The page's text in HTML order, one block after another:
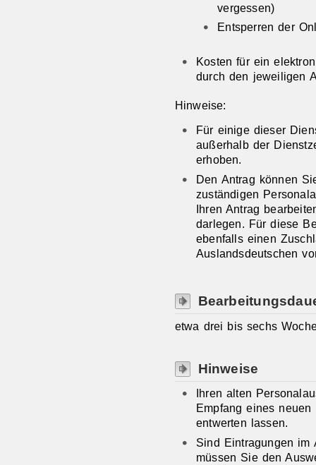
vergessen)
Entsperren der
Kosten für ein
durch den jeweiligen
Hinweise:
Für einige dieser
außerhalb der
erhoben.
Den Antrag können
zuständigen
Ihren Antrag
darlegen. Für diese
ebenfalls einen
Auslandsdeutschen
etwa drei bis sechs
Hinweise
Ihren alten
Empfang eines
entwerten lassen.
Sind Eintragungen im
müssen Sie den